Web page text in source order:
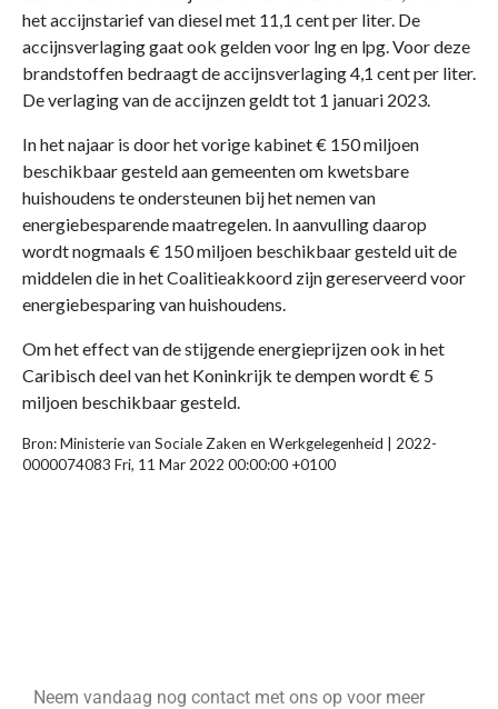
het accijnstarief van diesel met 11,1 cent per liter. De
accijnsverlaging gaat ook gelden voor lng en lpg. Voor deze
brandstoffen bedraagt de accijnsverlaging 4,1 cent per liter.
De verlaging van de accijnzen geldt tot 1 januari 2023.
In het najaar is door het vorige kabinet € 150 miljoen
beschikbaar gesteld aan gemeenten om kwetsbare
huishoudens te ondersteunen bij het nemen van
energiebesparende maatregelen. In aanvulling daarop
wordt nogmaals € 150 miljoen beschikbaar gesteld uit de
middelen die in het Coalitieakkoord zijn gereserveerd voor
energiebesparing van huishoudens.
Om het effect van de stijgende energieprijzen ook in het
Caribisch deel van het Koninkrijk te dempen wordt € 5
miljoen beschikbaar gesteld.
Bron: Ministerie van Sociale Zaken en Werkgelegenheid | 2022-
0000074083 Fri, 11 Mar 2022 00:00:00 +0100
Neem vandaag nog contact met ons op voor meer